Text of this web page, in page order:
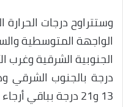
الواجهة المتوسطية
درجة بالجنوب الشرقي
13 و21 درجة بباقي أرجاء المملكة.